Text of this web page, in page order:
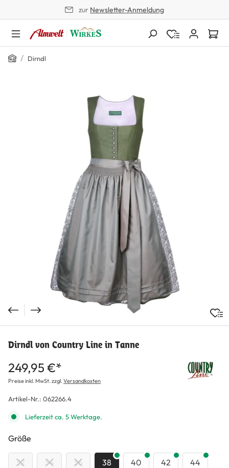
zur Newsletter-Anmeldung
Home
/ Dirndl
Dirndl von Country Line in Tanne
249,95 €*
Preise inkl. MwSt. zzgl.Versandkosten
Artikel-Nr.: 062266.4
Lieferzeit ca. 5 Werktage.
Größe
32 34 36 38 40 42 44